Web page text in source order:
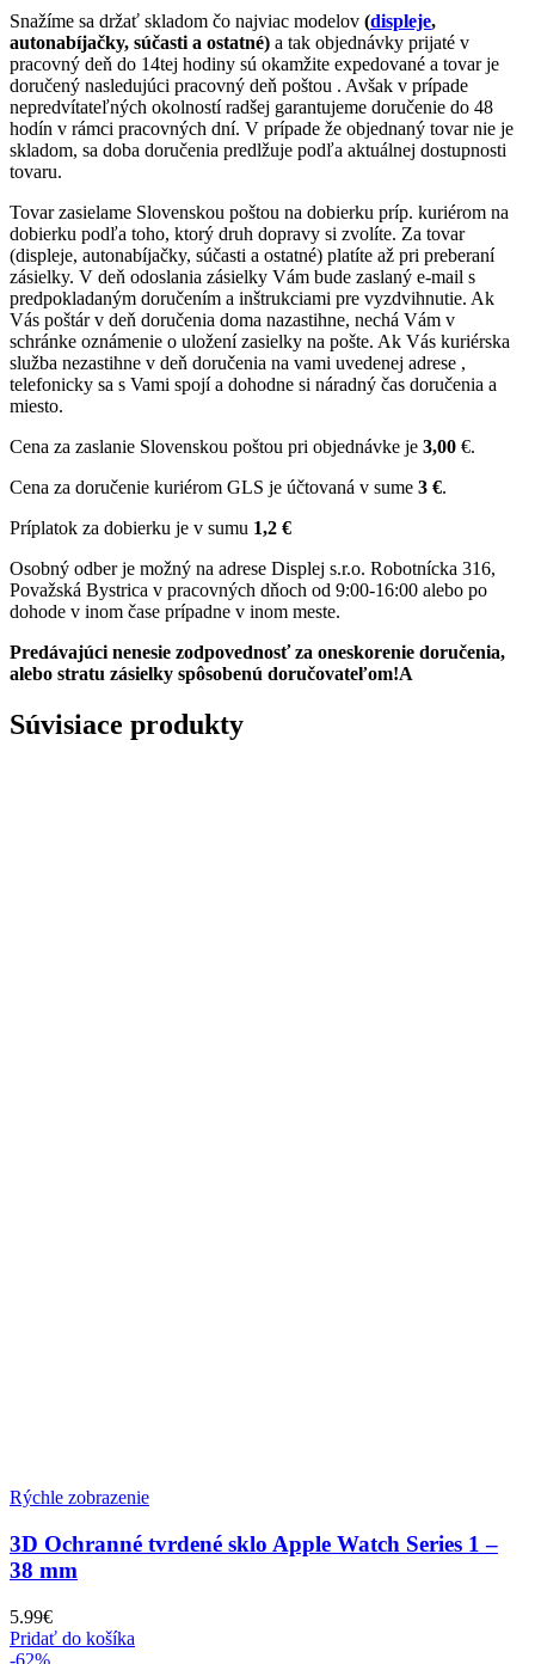
Snažíme sa držať skladom čo najviac modelov (displeje,
autonabíjačky, súčasti a ostatné) a tak objednávky prijaté v
pracovný deň do 14tej hodiny sú okamžite expedované a tovar je
doručený nasledujúci pracovný deň poštou . Avšak v prípade
nepredvítateľných okolností radšej garantujeme doručenie do 48
hodín v rámci pracovných dní. V prípade že objednaný tovar nie je
skladom, sa doba doručenia predlžuje podľa aktuálnej dostupnosti
tovaru.
Tovar zasielame Slovenskou poštou na dobierku príp. kuriérom na
dobierku podľa toho, ktorý druh dopravy si zvolíte. Za tovar
(displeje, autonabíjačky, súčasti a ostatné) platíte až pri preberaní
zásielky. V deň odoslania zásielky Vám bude zaslaný e-mail s
predpokladaným doručením a inštrukciami pre vyzdvihnutie. Ak
Vás poštár v deň doručenia doma nazastihne, nechá Vám v
schránke oznámenie o uložení zasielky na pošte. Ak Vás kuriérska
služba nezastihne v deň doručenia na vami uvedenej adrese ,
telefonicky sa s Vami spojí a dohodne si náradný čas doručenia a
miesto.
Cena za zaslanie Slovenskou poštou pri objednávke je 3,00 €.
Cena za doručenie kuriérom GLS je účtovaná v sume 3 €.
Príplatok za dobierku je v sumu 1,2 €
Osobný odber je možný na adrese Displej s.r.o. Robotnícka 316,
Považská Bystrica v pracovných dňoch od 9:00-16:00 alebo po
dohode v inom čase prípadne v inom meste.
Predávajúci nenesie zodpovednosť za oneskorenie doručenia,
alebo stratu zásielky spôsobenú doručovateľom!A
Súvisiace produkty
Rýchle zobrazenie
3D Ochranné tvrdené sklo Apple Watch Series 1 –
38 mm
5.99€
Pridať do košíka
-62%